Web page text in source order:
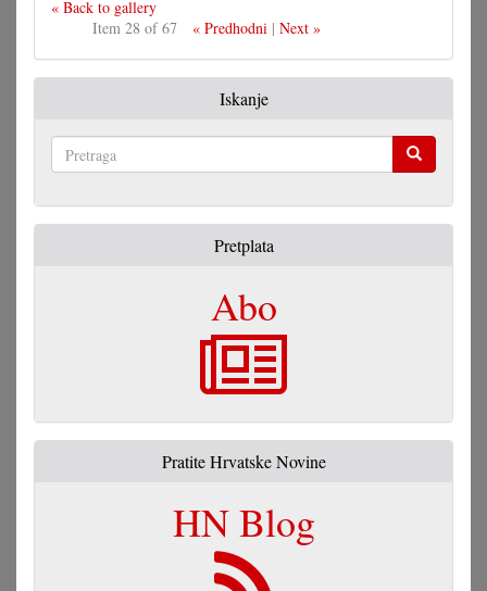
« Back to gallery
Item 28 of 67
« Predhodni| Next »
Iskanje
Pretplata
Abo
Pratite Hrvatske Novine
HN Blog